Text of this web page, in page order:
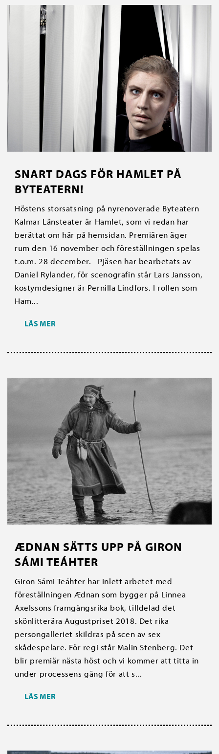
SNART DAGS FÖR HAMLET PÅ
BYTEATERN!
Höstens storsatsning på nyrenoverade Byteatern
Kalmar Länsteater är Hamlet, som vi redan har
berättat om här på hemsidan. Premiären äger
rum den 16 november och föreställningen spelas
t.o.m. 28 december. Pjäsen har bearbetats av
Daniel Rylander, för scenografin står Lars Jansson,
kostymdesigner är Pernilla Lindfors. I rollen som
Ham...
LÄS MER
ÆDNAN SÄTTS UPP PÅ GIRON
SÁMI TEÁHTER
Giron Sámi Teáhter har inlett arbetet med
föreställningen Ædnan som bygger på Linnea
Axelssons framgångsrika bok, tilldelad det
skönlitterära Augustpriset 2018. Det rika
persongalleriet skildras på scen av sex
skådespelare. För regi står Malin Stenberg. Det
blir premiär nästa höst och vi kommer att titta in
under processens gång för att s...
LÄS MER